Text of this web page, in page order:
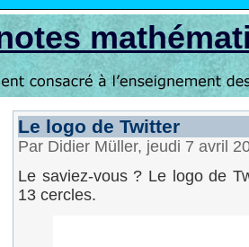
Le logo de Twitter
Par Didier Müller, jeudi 7 avril
Le saviez-vous ? Le logo de
13 cercles.